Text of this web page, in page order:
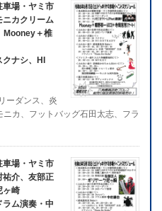
車場・ヤミ市
ニカクリーム
Mooney＋椎
ナシ、HI
ーダンス、炎
カ、フットバッグ石田太志、フラ
車場・ヤミ市
祐介、友部正
ヶ崎
ム演奏・中